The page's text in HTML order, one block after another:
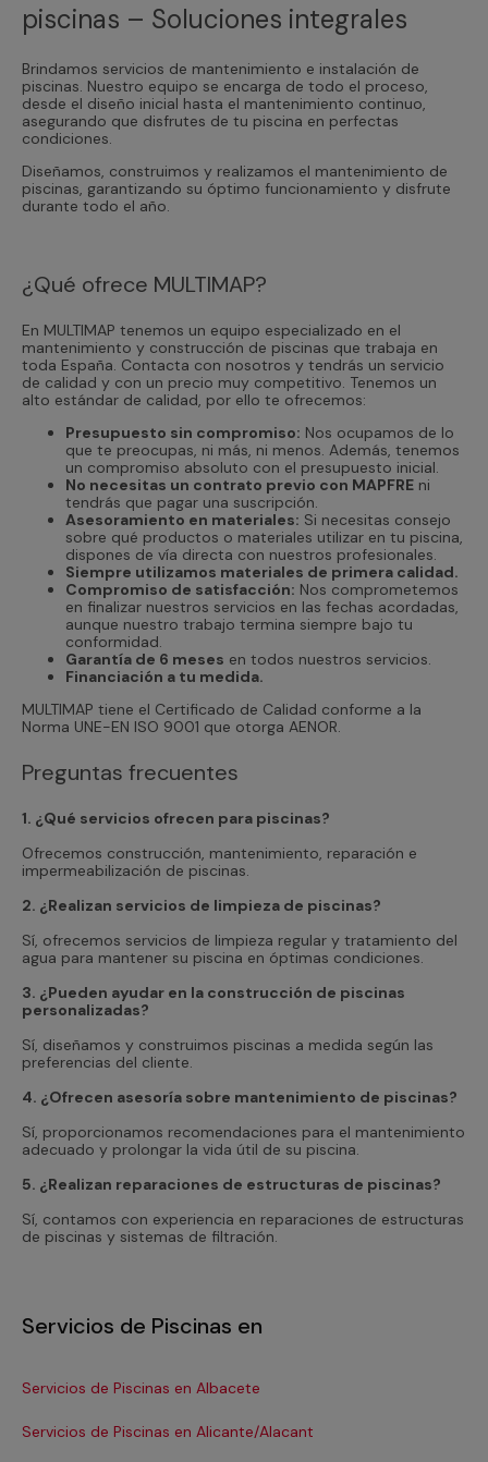
piscinas – Soluciones integrales
Brindamos servicios de mantenimiento e instalación de
piscinas. Nuestro equipo se encarga de todo el proceso,
desde el diseño inicial hasta el mantenimiento continuo,
asegurando que disfrutes de tu piscina en perfectas
condiciones.
Diseñamos, construimos y realizamos el mantenimiento de
piscinas, garantizando su óptimo funcionamiento y disfrute
durante todo el año.
¿Qué ofrece MULTIMAP?
En MULTIMAP tenemos un equipo especializado en el
mantenimiento y construcción de piscinas que trabaja en
toda España. Contacta con nosotros y tendrás un servicio
de calidad y con un precio muy competitivo. Tenemos un
alto estándar de calidad, por ello te ofrecemos:
Presupuesto sin compromiso: Nos ocupamos de lo
que te preocupas, ni más, ni menos. Además, tenemos
un compromiso absoluto con el presupuesto inicial.
No necesitas un contrato previo con MAPFRE ni
tendrás que pagar una suscripción.
Asesoramiento en materiales: Si necesitas consejo
sobre qué productos o materiales utilizar en tu piscina,
dispones de vía directa con nuestros profesionales.
Siempre utilizamos materiales de primera calidad.
Compromiso de satisfacción: Nos comprometemos
en finalizar nuestros servicios en las fechas acordadas,
aunque nuestro trabajo termina siempre bajo tu
conformidad.
Garantía de 6 meses en todos nuestros servicios.
Financiación a tu medida.
MULTIMAP tiene el Certificado de Calidad conforme a la
Norma UNE-EN ISO 9001 que otorga AENOR.
Preguntas frecuentes
1. ¿Qué servicios ofrecen para piscinas?
Ofrecemos construcción, mantenimiento, reparación e
impermeabilización de piscinas.
2. ¿Realizan servicios de limpieza de piscinas?
Sí, ofrecemos servicios de limpieza regular y tratamiento del
agua para mantener su piscina en óptimas condiciones.
3. ¿Pueden ayudar en la construcción de piscinas
personalizadas?
Sí, diseñamos y construimos piscinas a medida según las
preferencias del cliente.
4. ¿Ofrecen asesoría sobre mantenimiento de piscinas?
Sí, proporcionamos recomendaciones para el mantenimiento
adecuado y prolongar la vida útil de su piscina.
5. ¿Realizan reparaciones de estructuras de piscinas?
Sí, contamos con experiencia en reparaciones de estructuras
de piscinas y sistemas de filtración.
Servicios de Piscinas en
Servicios de Piscinas en Albacete
Servicios de Piscinas en Alicante/Alacant